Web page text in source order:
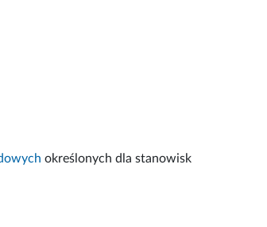
określonych dla stanowisk